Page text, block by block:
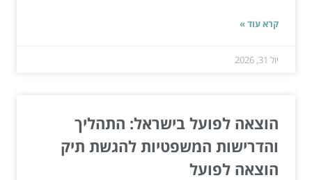
קרא עוד »
יול 31, 2026
הוצאה לפועל בישראל: התהליך
והדרישות המשפטיות להגשת תיק
הוצאה לפועל